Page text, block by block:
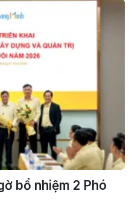
bổ nhiệm 2 Phó